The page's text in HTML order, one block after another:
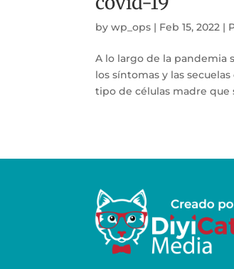
bywp_ops | Feb 15, 2022 |
A lo largo de la pandemia
los síntomas y las
tipo de células madre que